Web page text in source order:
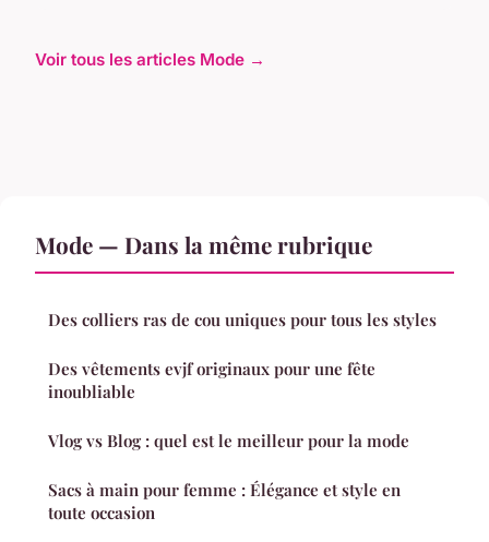
Voir tous les articles Mode →
Mode — Dans la même rubrique
Des colliers ras de cou uniques pour tous les styles
Des vêtements evjf originaux pour une fête
inoubliable
Vlog vs Blog : quel est le meilleur pour la mode
Sacs à main pour femme : Élégance et style en
toute occasion